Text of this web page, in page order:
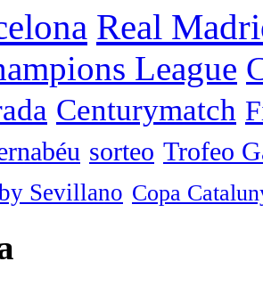
Real
League
Centurymatch
sorteo Trofeo
Sevillano Copa